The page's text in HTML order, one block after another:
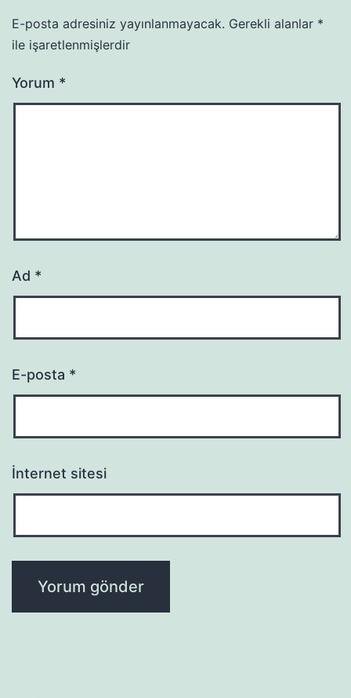
E-posta adresiniz yayınlanmayacak. Gerekli alanlar *
ile işaretlenmişlerdir
Yorum *
Ad *
E-posta *
İnternet sitesi